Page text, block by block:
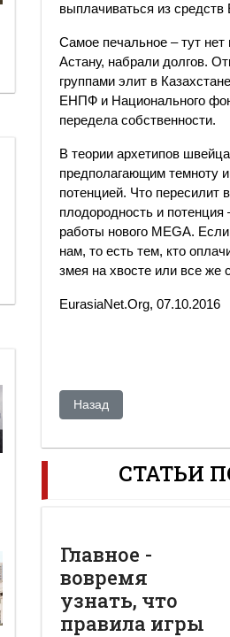
выплачиваться из
Самое печальное – тут
Астану, набрали долгов.
группами элит в
ЕНПФ и Национального
передела собственности.
В теории архетипов
предполагающим темноту
потенцией. Что пересилит
плодородность и
работы нового MEGA.
нам, то есть тем, кто
змея на хвосте или все же
EurasiaNet.Org, 07.10.2016
Предыдущий: Diplomat:
Назад
СТАТЬИ
Главное -
вовремя
узнать, что
правила игры